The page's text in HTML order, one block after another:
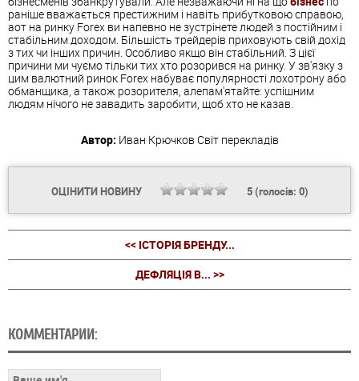
раніше вважається престижним і навіть прибутковою справою,
аот на ринку Forex ви напевно не зустрінете людей з постійним і
стабільним доходом. Більшість трейдерів приховують свій дохід
з тих чи інших причин. Особливо якщо він стабільний. З цієї
причини ми чуємо тільки тих хто розорився на ринку. У зв'язку з
цим валютний ринок Forex набуває популярності лохотрону або
обманщика, а також розорителя, алепам'ятайте: успішним
людям нічого не завадить заробити, щоб хто не казав.
Автор: Иван Крючков Світ перекладів
ОЦІНИТИ НОВИНУ 5(голосів: 0)
<< ІСТОРІЯ БРЕНДУ...
ДЕФЛЯЦІЯ В... >>
КОММЕНТАРИИ: